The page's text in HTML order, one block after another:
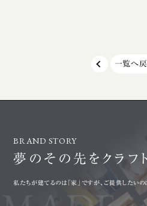
一覧へ
BRAND STORY
夢のその先を クラフ
私たちが建てるのは「家」ですが、ご提供したいの